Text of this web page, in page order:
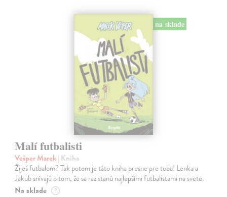
na sklade
Malí futbalisti
Vešper Marek| Kniha
Žiješ futbalom? Tak potom je táto kniha presne pre teba! Lenka a
Jakub snívajú o tom, že sa raz stanú najlepšími futbalistami na svete.
Na sklade ?